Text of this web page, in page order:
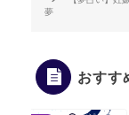
夢
おすす